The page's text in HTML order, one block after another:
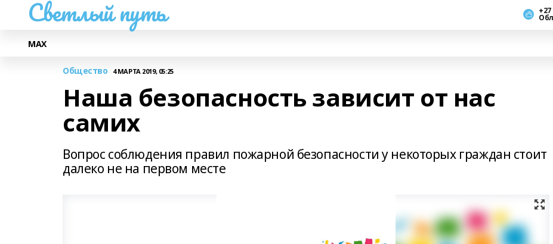
Светлый путь +27
МАХ
Общество 4 МАРТА 2019, 05:25
Наша безопасность зависит от нас
самих
Вопрос соблюдения правил пожарной безопасности у некоторых граждан стоит
далеко не на первом месте